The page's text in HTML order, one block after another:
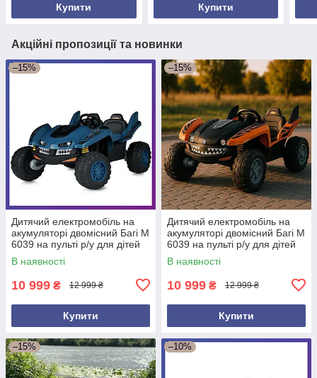
Купити Купити
Акційні пропозиції та новинки
–15%
Дитячий електромобіль на
акумуляторі двомісний Багі M
6039 на пульті р/у для дітей
від 3 до 8 років Синій
В наявності
10 999 ₴ 12 999 ₴
Купити
–15%
Дитячий електромобіль на
акумуляторі двомісний Багі M
6039 на пульті р/у для дітей
від 3 до 8 років Жовтогарячий
В наявності
10 999 ₴ 12 999 ₴
Купити
–15% –10%